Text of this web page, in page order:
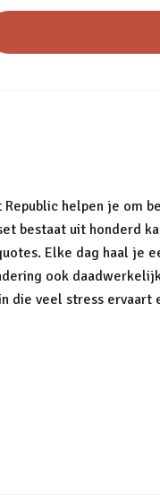
helpen je om
bestaat uit honderd
Elke dag haal je
ook
die veel stress